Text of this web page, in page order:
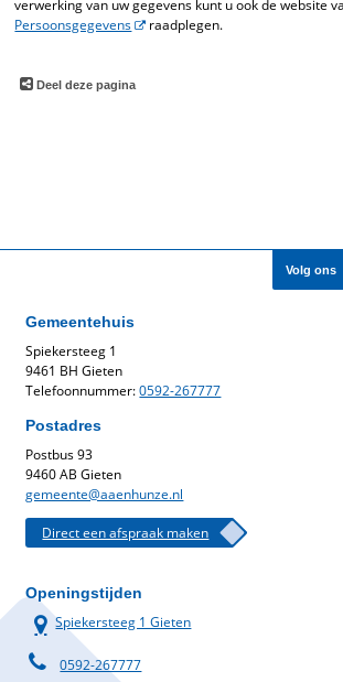
verwerking van uw gegevens kunt u ook de website
Persoonsgegevens
raadplegen.
Deel deze pagina
Volg ons
Gemeentehuis
Spiekersteeg 1
9461 BH Gieten
Telefoonnummer:0592-267777
Postadres
Postbus 93
9460 AB Gieten
gemeente@aaenhunze.nl
Direct een afspraak maken
Openingstijden
Spiekersteeg 1 Gieten
0592-267777